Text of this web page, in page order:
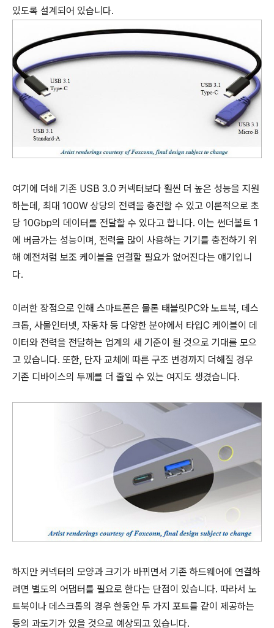
있도록 설계되어 있습니다.
여기에 더해 기존 USB 3.0 커넥터보다 훨씬 더 높은 성능을 지원
하는데, 최대 100W 상당의 전력을 충전할 수 있고 이론적으로 초
당 10Gbp의 데이터를 전달할 수 있다고 합니다. 이는 썬더볼트 1
에 버금가는 성능이며, 전력을 많이 사용하는 기기를 충전하기 위
해 예전처럼 보조 케이블을 연결할 필요가 없어진다는 얘기입니
다.
이러한 장점으로 인해 스마트폰은 물론 태블릿PC와 노트북, 데스
크톱, 사물인터넷, 자동차 등 다양한 분야에서 타입C 케이블이 데
이터와 전력을 전달하는 업계의 새 기준이 될 것으로 기대를 모으
고 있습니다. 또한, 단자 교체에 따른 구조 변경까지 더해질 경우
기존 디바이스의 두께를 더 줄일 수 있는 여지도 생겼습니다.
하지만 커넥터의 모양과 크기가 바뀌면서 기존 하드웨어에 연결하
려면 별도의 어댑터를 필요로 한다는 단점이 있습니다. 따라서 노
트북이나 데스크톱의 경우 한동안 두 가지 포트를 같이 제공하는
등의 과도기가 있을 것으로 예상되고 있습니다.